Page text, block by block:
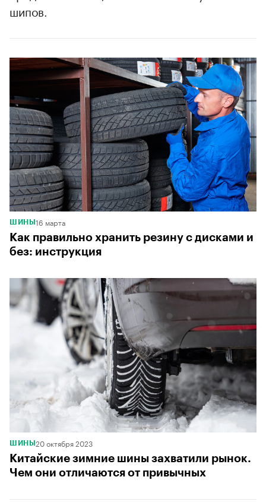
шипов.
ШИНЫ 16 марта
Как правильно хранить резину с дисками и
без: инструкция
ШИНЫ 20 октября 2023
Китайские зимние шины захватили рынок.
Чем они отличаются от привычных